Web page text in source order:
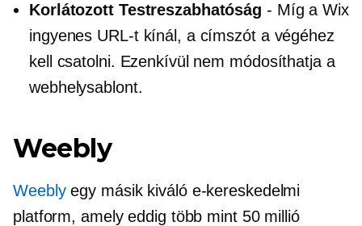
Korlátozott Testreszabhatóság - Míg a Wix
ingyenes URL-t kínál, a címszót a végéhez
kell csatolni. Ezenkívül nem módosíthatja a
webhelysablont.
Weebly
Weeblyegy másik kiváló e-kereskedelmi
platform, amely eddig több mint 50 millió